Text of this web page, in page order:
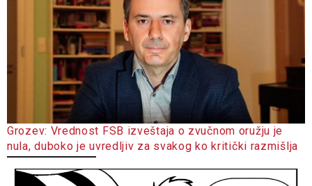
Grozev: Vrednost FSB izveštaja o zvučnom oružju je
nula, duboko je uvredljiv za svakog ko kritički razmišlja